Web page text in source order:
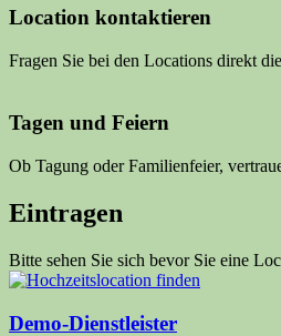
Location kontaktieren
Fragen Sie bei den Locations direkt
Tagen und Feiern
Ob Tagung oder Familienfeier,
Eintragen
Bitte sehen Sie sich bevor Sie eine
Demo-Dienstleister